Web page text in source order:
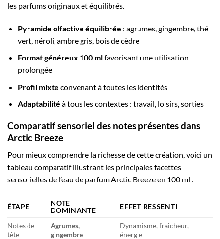
les parfums originaux et équilibrés.
Pyramide olfactive équilibrée : agrumes, gingembre, thé
vert, néroli, ambre gris, bois de cèdre
Format généreux 100 mlfavorisant une utilisation
prolongée
Profil mixte convenant à toutes les identités
Adaptabilité à tous les contextes : travail, loisirs, sorties
Comparatif sensoriel des notes présentes dans
Arctic Breeze
Pour mieux comprendre la richesse de cette création, voici un
tableau comparatif illustrant les principales facettes
sensorielles de l’eau de parfum Arctic Breeze en 100 ml :
ÉTAPE
NOTE
DOMINANTE
EFFET RESSENTI
Notes de
tête
Agrumes,
gingembre
Dynamisme, fraîcheur,
énergie